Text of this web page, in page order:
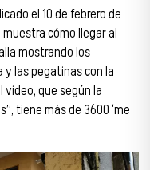
el 10 de febrero de
cómo llegar al
mostrando los
y las pegatinas con la
video, que según la
tiene más de 3600 ‘me